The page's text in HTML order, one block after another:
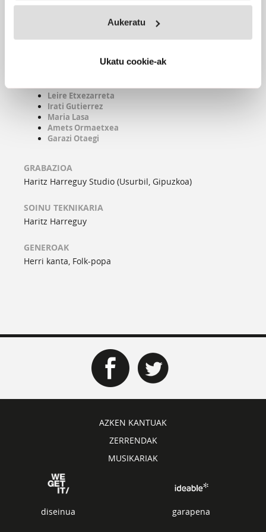
Aukeratu
Ukatu cookie-ak
Formatua:SG
Leire Etxezarreta
Irati Gutierrez
Maria Lasa
Amets Ormaetxea
Garazi Otaegi
GRABAZIOA
Haritz Harreguy Studio (Usurbil, Gipuzkoa)
SOINU TEKNIKARIA
Haritz Harreguy
GENEROAK
Herri kanta, Folk-popa
AZKEN KANTUAK
ZERRENDAK
MUSIKARIAK
diseinua garapena